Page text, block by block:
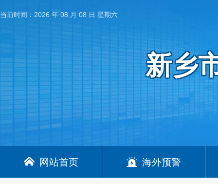
当前时间： 2026 年 08 月 08 日 星期六
新乡
网站首页 海外预警